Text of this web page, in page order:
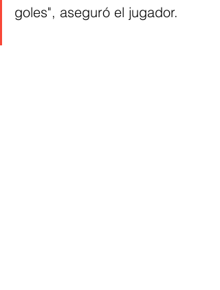
goles", aseguró el jugador.